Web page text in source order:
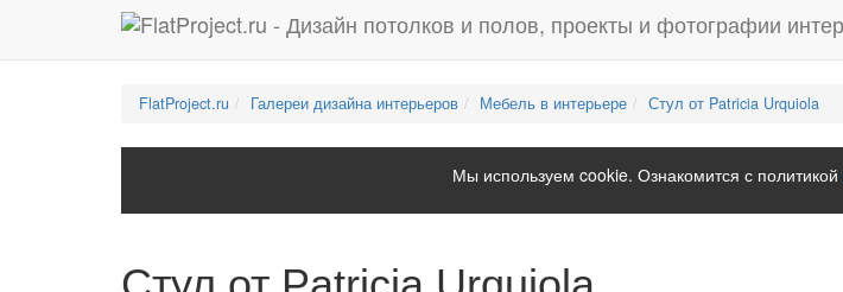
FlatProject.ru Галереи дизайна интерьеров Мебель в интерьере Стул от Patricia Urquiola
Мы используем cookie. Ознакомится с политикой